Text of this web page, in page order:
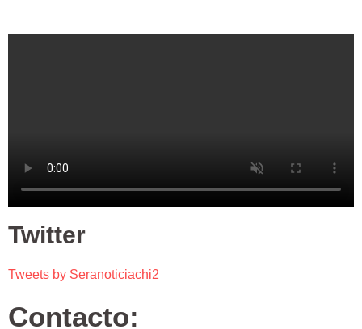
Twitter
Tweets by Seranoticiachi2
Contacto: